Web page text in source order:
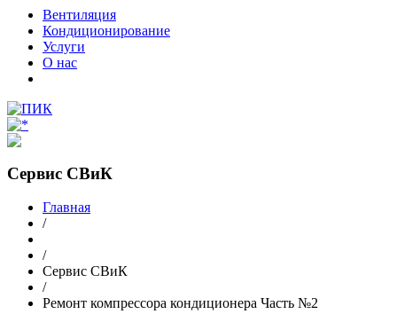
Вентиляция
Кондиционирование
Услуги
О нас
Сервис СВиК
Главная
/
/
Сервис СВиК
/
Ремонт компрессора кондиционера Часть №2